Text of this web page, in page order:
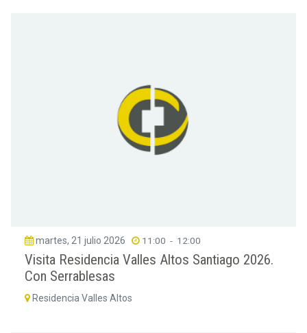
martes, 21 julio 2026 11:00 - 12:00
Visita Residencia Valles Altos Santiago 2026.
Con Serrablesas
Residencia Valles Altos